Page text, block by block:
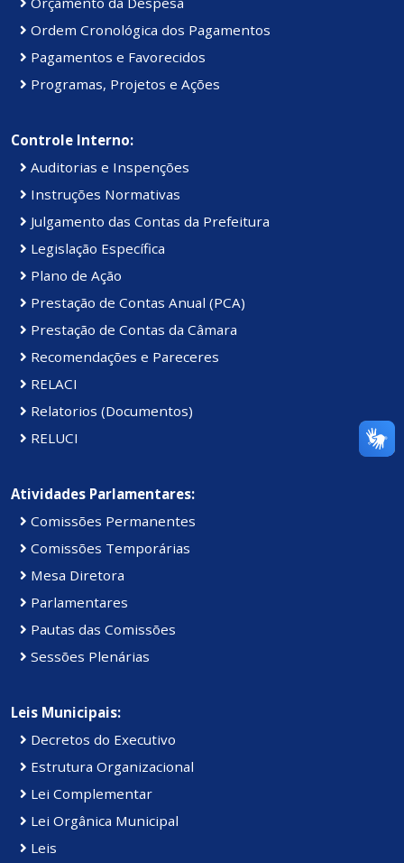
Ordem Cronológica dos Pagamentos
Pagamentos e Favorecidos
Programas, Projetos e Ações
Controle Interno:
Auditorias e Inspenções
Instruções Normativas
Julgamento das Contas da Prefeitura
Legislação Específica
Plano de Ação
Prestação de Contas Anual (PCA)
Prestação de Contas da Câmara
Recomendações e Pareceres
RELACI
Relatorios (Documentos)
RELUCI
Atividades Parlamentares:
Comissões Permanentes
Comissões Temporárias
Mesa Diretora
Parlamentares
Pautas das Comissões
Sessões Plenárias
Leis Municipais:
Decretos do Executivo
Estrutura Organizacional
Lei Complementar
Lei Orgânica Municipal
Leis